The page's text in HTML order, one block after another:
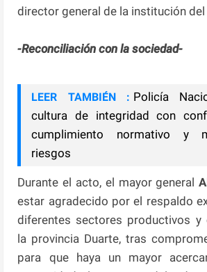
director general de la institución del
-Reconciliación con la sociedad-
LEER TAMBIÉN : Policía
cultura de integridad con
cumplimiento normativo y
riesgos
Durante el acto, el mayor general
estar agradecido por el respaldo
diferentes sectores productivos y
la provincia Duarte, tras
para que haya un mayor